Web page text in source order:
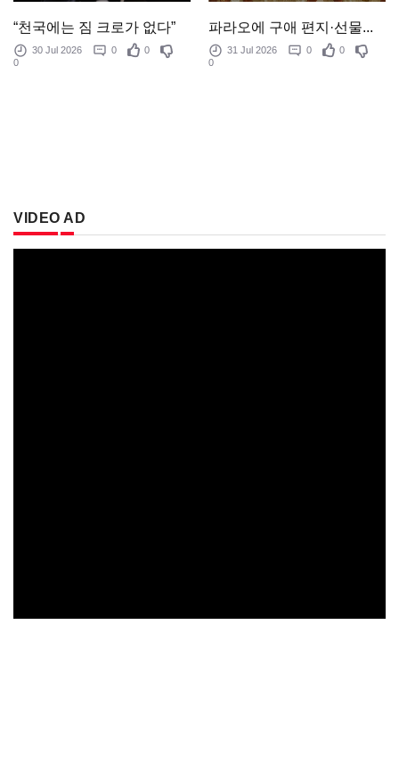
“천국에는 짐 크로가 없다”
30 Jul 2026 0
0
0
파라오에 구애 편지·선물...
31 Jul 2026 0
0
0
VIDEO AD